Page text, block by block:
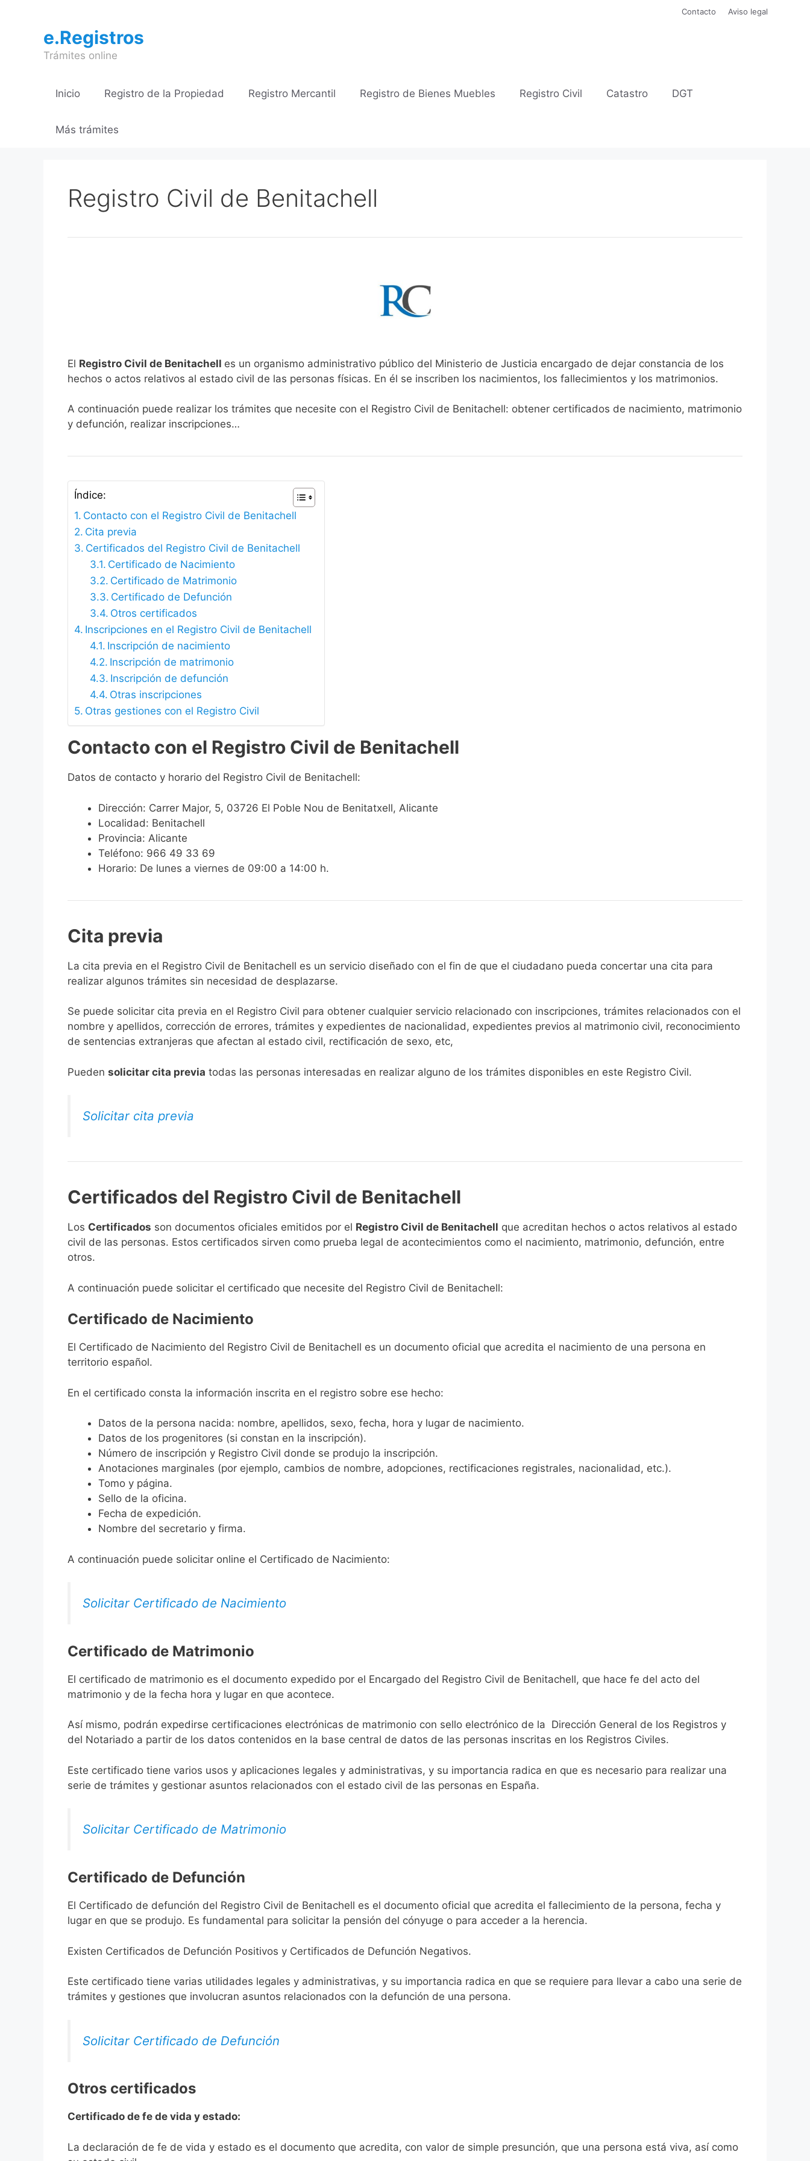
contenido
Contacto Aviso legal
e.Registros
Trámites online
Inicio Registro de la Propiedad Registro Mercantil Registro de Bienes Muebles Registro Civil Catastro DGT
Más trámites
Registro Civil de Benitachell
El Registro Civil de Benitachell es un organismo administrativo público del Ministerio de Justicia encargado de dejar constancia de los
hechos o actos relativos al estado civil de las personas físicas. En él se inscriben los nacimientos, los fallecimientos y los matrimonios.
A continuación puede realizar los trámites que necesite con el Registro Civil de Benitachell: obtener certificados de nacimiento, matrimonio
y defunción, realizar inscripciones…
Índice:
Contacto con el Registro Civil de Benitachell
Cita previa
Certificados del Registro Civil de Benitachell
Certificado de Nacimiento
Certificado de Matrimonio
Certificado de Defunción
Otros certificados
Inscripciones en el Registro Civil de Benitachell
Inscripción de nacimiento
Inscripción de matrimonio
Inscripción de defunción
Otras inscripciones
Otras gestiones con el Registro Civil
Contacto con el Registro Civil de Benitachell
Datos de contacto y horario del Registro Civil de Benitachell:
Dirección: Carrer Major, 5, 03726 El Poble Nou de Benitatxell, Alicante
Localidad: Benitachell
Provincia: Alicante
Teléfono: 966 49 33 69
Horario: De lunes a viernes de 09:00 a 14:00 h.
Cita previa
​​​​​​​​​​​​​​​​​​​​​​​​​​​​La cita previa en el Registro Civil de Benitachell es un servicio diseñado con el fin de que el ciudadano pueda concertar una cita para
realizar algunos trámites sin necesidad de desplazarse.​
Se puede solicitar cita previa en el Registro Civil para obtener cualquier servicio relacionado con inscripciones, trámites relacionados con el
nombre y apellidos, corrección de errores, trámites y expedientes de nacionalidad, expedientes previos al matrimonio civil, reconocimiento
de sentencias extranjeras que afectan al estado civil, rectificación de sexo, etc,
​Pueden solicitar cita previa todas las personas interesadas en realizar alguno de los trámites disponibles en este Registro Civil.​
Solicitar cita previa
Certificados del Registro Civil de Benitachell
Los Certificados son documentos oficiales emitidos por el Registro Civil de Benitachell que acreditan hechos o actos relativos al estado
civil de las personas. Estos certificados sirven como prueba legal de acontecimientos como el nacimiento, matrimonio, defunción, entre
otros.
A continuación puede solicitar el certificado que necesite del Registro Civil de Benitachell:
Certificado de Nacimiento
El Certificado de Nacimiento del Registro Civil de Benitachell es un documento oficial que acredita el nacimiento de una persona en
territorio español.
En el certificado consta la información inscrita en el registro sobre ese hecho:
Datos de la persona nacida: nombre, apellidos, sexo, fecha, hora y lugar de nacimiento.
Datos de los progenitores (si constan en la inscripción).
Número de inscripción y Registro Civil donde se produjo la inscripción.
Anotaciones marginales (por ejemplo, cambios de nombre, adopciones, rectificaciones registrales, nacionalidad, etc.).
Tomo y página.
Sello de la oficina.
Fecha de expedición.
Nombre del secretario y firma.
A continuación puede solicitar online el Certificado de Nacimiento:
Solicitar Certificado de Nacimiento
Certificado de Matrimonio
El certificado de matrimonio es el documento expedido por el Encargado del Registro Civil de Benitachell, que hace fe del acto del
matrimonio y de la fecha hora y lugar en que acontece.
Así mismo, podrán expedirse certificaciones electrónicas de matrimonio con sello electrónico de la Dirección General de los Registros y
del Notariado a partir de los datos contenidos en la base central de datos de las personas inscritas en los Registros Civiles.
Este certificado tiene varios usos y aplicaciones legales y administrativas, y su importancia radica en que es necesario para realizar una
serie de trámites y gestionar asuntos relacionados con el estado civil de las personas en España.
Solicitar Certificado de Matrimonio
Certificado de Defunción
El Certificado de defunción del Registro Civil de Benitachell es el documento oficial que acredita el fallecimiento de la persona, fecha y
lugar en que se produjo. Es fundamental para solicitar la pensión del cónyuge o para acceder a la herencia.
Existen Certificados de Defunción Positivos y Certificados de Defunción Negativos.
Este certificado tiene varias utilidades legales y administrativas, y su importancia radica en que se requiere para llevar a cabo una serie de
trámites y gestiones que involucran asuntos relacionados con la defunción de una persona.
Solicitar Certificado de Defunción
Otros certificados
Certificado de fe de vida y estado:
La declaración de fe de vida y estado es el documento que acredita, con valor de simple presunción, que una persona está viva, así como